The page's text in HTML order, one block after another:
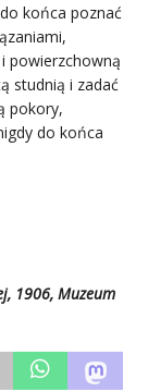
końca poznać
powierzchowną
studnią i zadać
pokory,
do końca
1906, Muzeum